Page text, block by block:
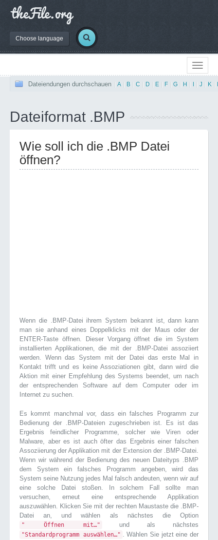
Choose language
Dateiendungen durchschauen A B C D E F G H J K
Dateiformat .BMP
Wie soll ich die .BMP Datei
öffnen?
Wenn die .BMP-Datei ihrem System bekannt ist, dann kann
man sie anhand eines Doppelklicks mit der Maus oder der
ENTER-Taste öffnen. Dieser Vorgang öffnet die im System
installierten Applikationen, die mit der .BMP-Datei assoziiert
werden. Wenn das System mit der Datei das erste Mal in
Kontakt trifft und es keine Assoziationen gibt, dann wird die
Aktion mit einer Empfehlung des Systems beendet, um nach
der entsprechenden Software auf dem Computer oder im
Internet zu suchen.
Es kommt manchmal vor, dass ein falsches Programm zur
Bedienung der .BMP-Dateien zugeschrieben ist. Es ist das
Ergebnis feindlicher Programme, solcher wie Viren oder
Malware, aber es ist auch öfter das Ergebnis einer falschen
Assoziierung der Applikation mit der Extension der .BMP-Datei.
Wenn wir während der Bedienung des neuen Dateityps .BMP
dem System ein falsches Programm angeben, wird das
System seine Nutzung jedes Mal falsch andeuten, wenn wir auf
eine solche Datei stoßen. In solchem Fall sollte man
versuchen, erneut eine entsprechende Applikation
auszuwählen. Klicken Sie mit der rechten Maustaste die .BMP-
Datei an, und wählen als nächstes die Option
" Öffnen mit…" und als nächstes
"Standardprogramm auswählen…" . Wählen Sie jetzt eine der